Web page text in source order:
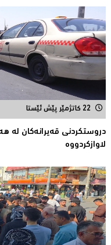
22 کاتژمێر پێش ئێستا
دروستكردنی قەیرانەكان لە
لاوازکردووە